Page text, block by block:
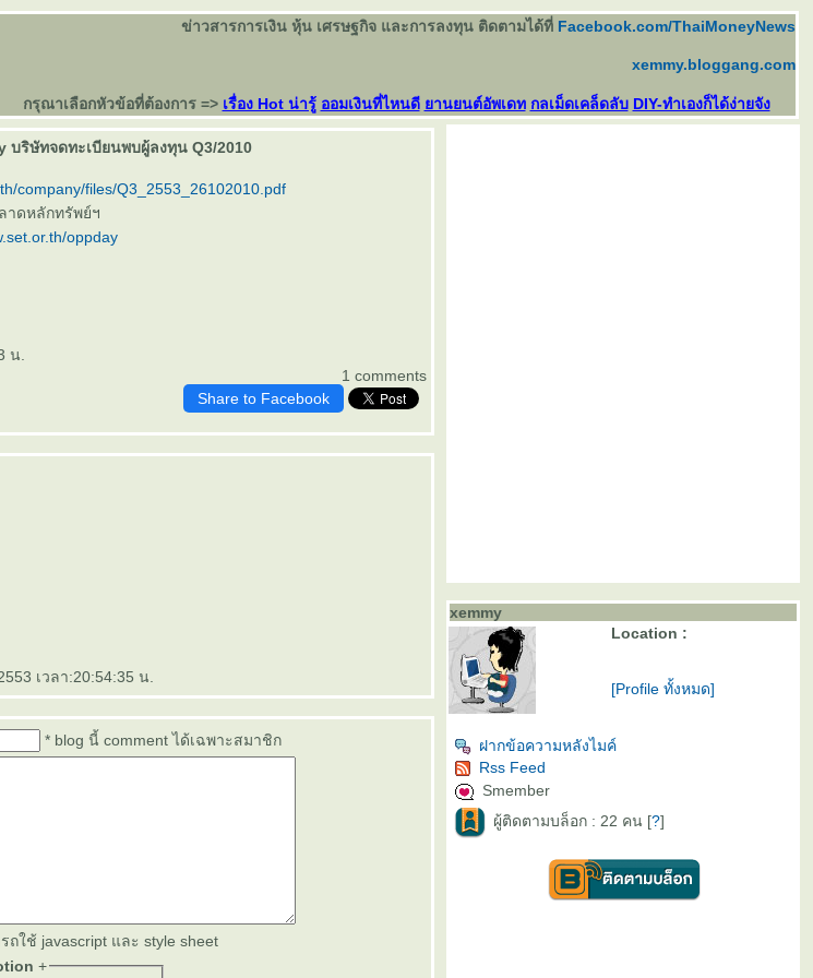
ข่าวสารการเงิน หุ้น เศรษฐกิจ และการลงทุน ติดตามได้ที่ Facebook.com/ThaiMoneyNews
xemmy.bloggang.com
กรุณาเลือกหัวข้อที่ต้องการ => เรื่อง Hot น่ารู้ ออมเงินที่ไหนดี านยนต์อัพเดท กลเม็ดเคล็ดลับ DIY-ทำเองก็ได้ง่ายจัง
บริษัทจดทะเบียนพบผู้ลงทุน Q3/2010
company/files/Q3_2553_26102010.pdf
าดหลักทรัพย์ฯ
oppday
น.
1 comments
Share to Facebook
เวลา:20:54:35 น.
* blog นี้ comment ได้เฉพาะสมาชิก
ถใช้ javascript และ style sheet
+
xemmy
Location :
[Profile ทั้งหมด]
ฝากข้อความหลังไมค์
Rss Feed
Smember
ผู้ติดตามบล็อก : 22 คน [?]